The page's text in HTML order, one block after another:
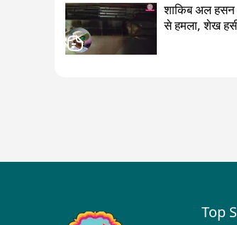
शाकिब अल हसन
से हमला, शेख
Top